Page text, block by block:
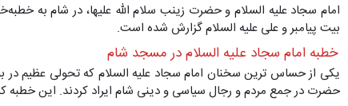
امام سجاد علیه السلام و حضرت زینب سلام الله علیها، در شام به
بیت پیامبر و علی علیه السلام گزارش شده است.
خطبه امام سجاد علیه السلام در مسجد شام
یکی از حساس ترین سخنان امام سجاد علیه السلام که تحولی عظیم در
حضرت در جمع مردم و رجال سیاسی و دینی شام ایراد کردند. این خطبه